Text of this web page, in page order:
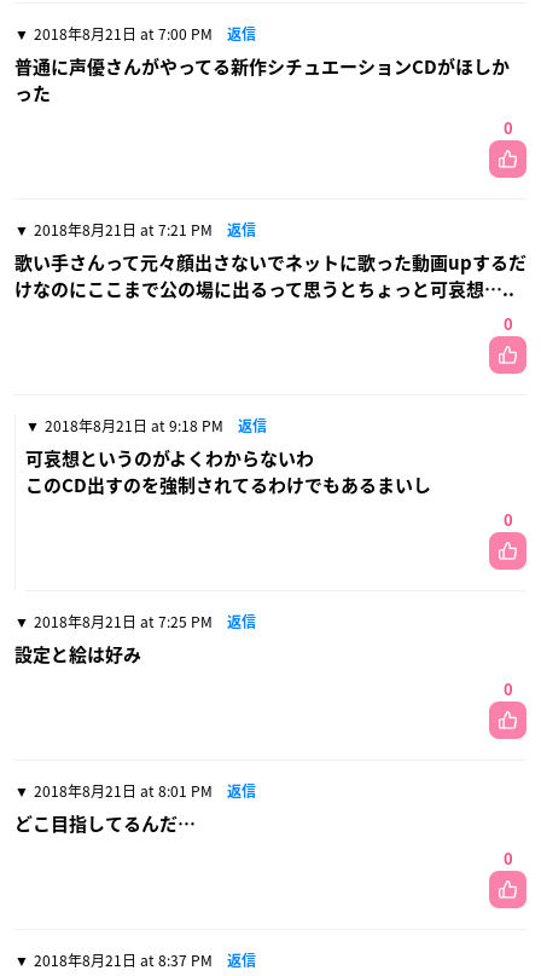
2018年8月21日 at 7:00 PM 返信
普通に声優さんがやってる新作シチュエーションCDがほしか
った
0
2018年8月21日 at 7:21 PM 返信
歌い手さんって元々顔出さないでネットに歌った動画upするだ
けなのにここまで公の場に出るって思うとちょっと可哀想…..
0
2018年8月21日 at 9:18 PM 返信
可哀想というのがよくわからないわ
このCD出すのを強制されてるわけでもあるまいし
0
2018年8月21日 at 7:25 PM 返信
設定と絵は好み
0
2018年8月21日 at 8:01 PM 返信
どこ目指してるんだ…
0
2018年8月21日 at 8:37 PM 返信